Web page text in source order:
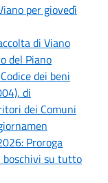
per giovedì
di Viano
del Piano
dei beni
di
dei Comuni
Proroga
boschivi su tutto